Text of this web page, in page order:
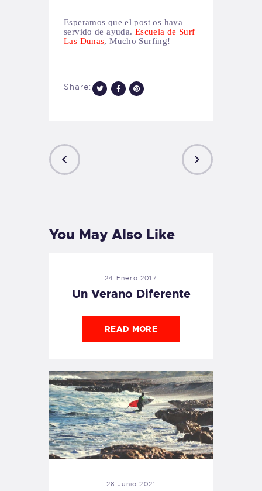
Esperamos que el post os haya
servido de ayuda. Escuela de Surf
Las Dunas, Mucho Surfing!
Share:
You May Also Like
24 Enero 2017
Un Verano Diferente
READ MORE
28 Junio 2021